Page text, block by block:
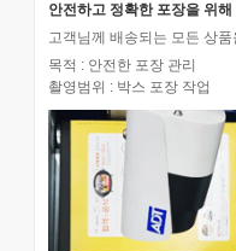
안전하고 정확한 포장을 위
고객님께 배송되는 모든 상
목적 : 안전한 포장 관리
촬영범위 : 박스 포장 작업